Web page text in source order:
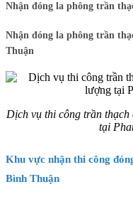
Nhận đóng la phông trần
Nhận đóng la phông trần
Thuận
Dịch vụ thi công trần
tại
Khu vực nhận thi công
Bình Thuận